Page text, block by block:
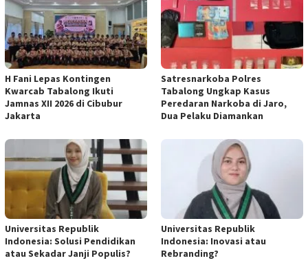
H Fani Lepas Kontingen
Kwarcab Tabalong Ikuti
Jamnas XII 2026 di Cibubur
Jakarta
Satresnarkoba Polres
Tabalong Ungkap Kasus
Peredaran Narkoba di Jaro,
Dua Pelaku Diamankan
Universitas Republik
Indonesia: Solusi Pendidikan
atau Sekadar Janji Populis?
Universitas Republik
Indonesia: Inovasi atau
Rebranding?